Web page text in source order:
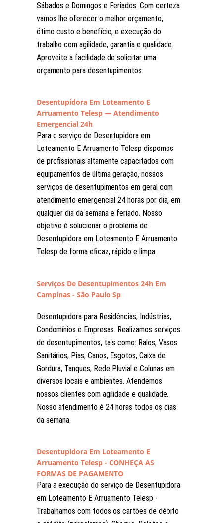
Sábados e Domingos e Feriados. Com certeza
vamos lhe oferecer o melhor orçamento,
ótimo custo e benefício, e execução do
trabalho com agilidade, garantia e qualidade.
Aproveite a facilidade de solicitar uma
orçamento para desentupimentos.
Desentupidora Em Loteamento E
Arruamento Telesp — Atendimento
Emergencial 24h
Para o serviço de Desentupidora em
Loteamento E Arruamento Telesp dispomos
de profissionais altamente capacitados com
equipamentos de última geração, nossos
serviços de desentupimentos em geral com
atendimento emergencial 24 horas por dia, em
qualquer dia da semana e feriado. Nosso
objetivo é solucionar o problema de
Desentupidora em Loteamento E Arruamento
Telesp de forma eficaz, rápido e limpa.
Serviços De Desentupimentos 24h Em
Campinas - São Paulo Sp
Desentupidora para Residências, Indústrias,
Condomínios e Empresas. Realizamos serviços
de desentupimentos, tais como: Ralos, Vasos
Sanitários, Pias, Canos, Esgotos, Caixa de
Gordura, Tanques, Rede Pluvial e Colunas em
diversos locais e ambientes. Atendemos
nossos clientes com agilidade e qualidade.
Nosso atendimento é 24 horas todos os dias
da semana.
Desentupidora Em Loteamento E
Arruamento Telesp - CONHEÇA AS
FORMAS DE PAGAMENTO
Para a execução do serviço de Desentupidora
em Loteamento E Arruamento Telesp -
Trabalhamos com todos os cartões de débito